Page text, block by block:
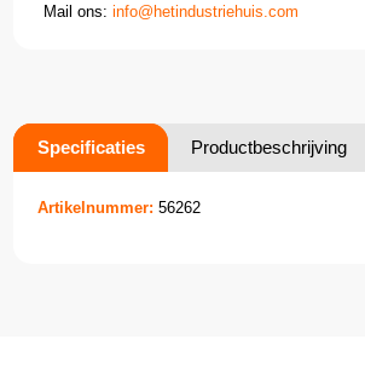
Mail ons:info@hetindustriehuis.com
Specificaties Productbeschrijving
Artikelnummer: 56262